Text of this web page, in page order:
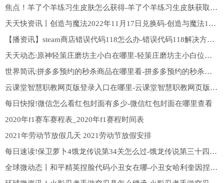
焦点！羊了个羊练习生皮肤怎么获得-羊了个羊练习生皮肤获取方法一览
天天快资讯丨创造与魔法2022年11月17日兑换码-创造与魔法11.17福利礼包兑换码分享
【播资讯】steam商店错误代码118怎么办-错误代码118解决方法介绍
天天动态:原神轻策庄磨坊主小白在哪里-轻策庄磨坊主小白位置一览
世界简讯:拼多多预约的秒杀商品在哪里看-拼多多预约的秒杀商品找不到怎么办
云课堂智慧职教网页版登录入口在哪里-云课堂智慧职教网页版登录入口介绍
每日快报!微信怎么看红包封面有多少-微信红包封面在哪里查看
2020年f1赛车赛程表_2020年f1赛程时间表
2021年劳动节放假几天 2021劳动节放假安排
每日速读!保卫萝卜4饿龙传说第34关怎么过-饿龙传说第三十四关通关攻略
全球微动态丨和平精英捏脸代码小丑女在哪-小丑女哈利奎因捏脸数据分享